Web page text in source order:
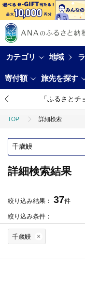
カテゴリ 地域
寄付額 旅先を探す
「ふるさと
TOP 詳細検索
詳細検索結果
絞り込み結果： 37件
絞り込み条件：
千歳鰻